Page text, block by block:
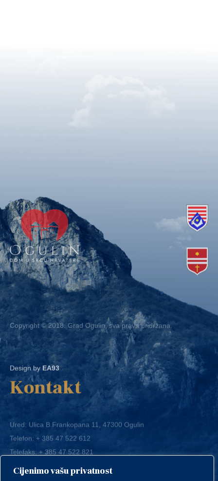
Cijenimo vašu privatnost
Copyright © 2018. Grad Ogulin, sva prava pridržana.
Design byEA93
Kontakt
Ured: Ulica B.Frankopana 11, 47300 Ogulin
Telefon:+ 385 47 522 612
Telefaks:+ 385 47 522 821
E-mail:grad-ogulin@ogulin.hr